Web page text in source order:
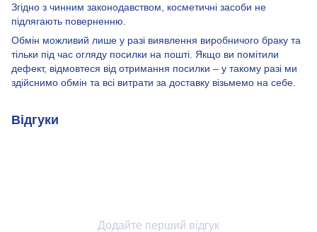
Згідно з чинним законодавством, косметичні засоби не
підлягають поверненню.
Обмін можливий лише у разі виявлення виробничого браку та
тільки під час огляду посилки на пошті. Якщо ви помітили
дефект, відмовтеся від отримання посилки – у такому разі ми
здійснимо обмін та всі витрати за доставку візьмемо на себе.
Відгуки
Додайте перший відгук